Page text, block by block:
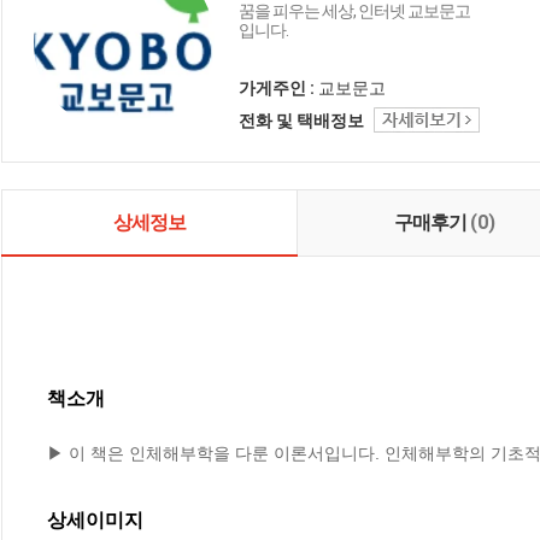
꿈을 피우는 세상, 인터넷 교보문고
입니다.
가게주인 : 교보문고
전화 및 택배정보
상세정보 구매후기 (0)
책소개
▶ 이 책은 인체해부학을 다룬 이론서입니다. 인체해부학의 기초
상세이미지